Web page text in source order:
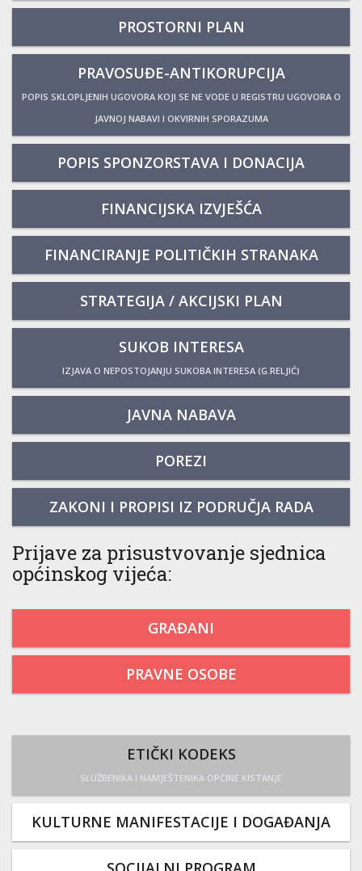
PROSTORNI PLAN
PRAVOSUĐE-ANTIKORUPCIJA
POPIS SKLOPLJENIH UGOVORA KOJI SE NE VODE U REGISTRU UGOVORA O
JAVNOJ NABAVI I OKVIRNIH SPORAZUMA
POPIS SPONZORSTAVA I DONACIJA
FINANCIJSKA IZVJEŠĆA
FINANCIRANJE POLITIČKIH STRANAKA
STRATEGIJA / AKCIJSKI PLAN
SUKOB INTERESA
IZJAVA O NEPOSTOJANJU SUKOBA INTERESA (G.RELJIĆ)
JAVNA NABAVA
POREZI
ZAKONI I PROPISI IZ PODRUČJA RADA
Prijave za prisustvovanje sjednica
općinskog vijeća:
GRAĐANI
PRAVNE OSOBE
ETIČKI KODEKS
SLUŽBENIKA I NAMJEŠTENIKA OPĆINE KISTANJE
KULTURNE MANIFESTACIJE I DOGAĐANJA